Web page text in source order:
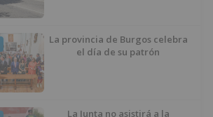
La provincia de Burgos celebra
el día de su patrón
La Junta no asistirá a la